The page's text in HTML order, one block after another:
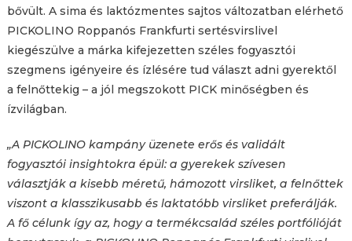
bővült. A sima és laktózmentes sajtos változatban elérhető
PICKOLINO Roppanós Frankfurti sertésvirslivel
kiegészülve a márka kifejezetten széles fogyasztói
szegmens igényeire és ízlésére tud választ adni gyerektől
a felnőttekig – a jól megszokott PICK minőségben és
ízvilágban.
„A PICKOLINO kampány üzenete erős és validált
fogyasztói insightokra épül: a gyerekek szívesen
választják a kisebb méretű, hámozott virsliket, a felnőttek
viszont a klasszikusabb és laktatóbb virsliket preferálják.
A fő célunk így az, hogy a termékcsalád széles portfólióját